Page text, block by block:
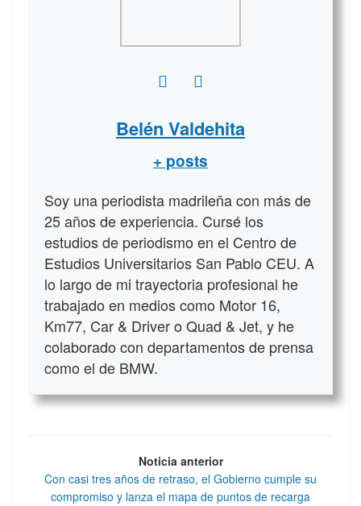
Belén Valdehita
+ posts
Soy una periodista madrileña con más de
25 años de experiencia. Cursé los
estudios de periodismo en el Centro de
Estudios Universitarios San Pablo CEU. A
lo largo de mi trayectoria profesional he
trabajado en medios como Motor 16,
Km77, Car & Driver o Quad & Jet, y he
colaborado con departamentos de prensa
como el de BMW.
Noticia anterior
Con casi tres años de retraso, el Gobierno cumple su
compromiso y lanza el mapa de puntos de recarga